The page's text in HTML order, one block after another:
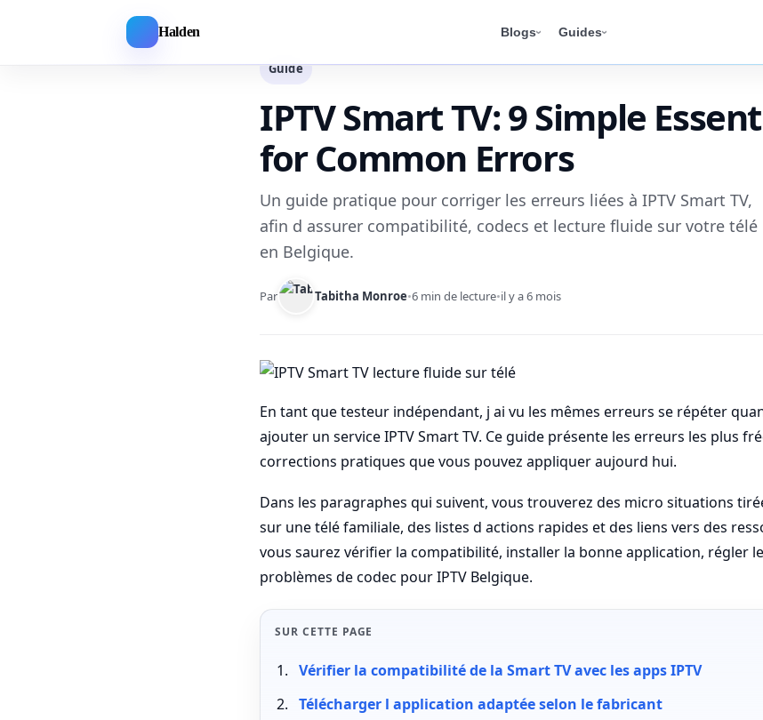
Halden Blogs Guides
Guide
IPTV Smart TV: 9 Simple
for Common Errors
Un guide pratique pour corriger les erreurs liées à IPTV Smart TV,
afin d assurer compatibilité, codecs et lecture fluide sur votre télé
en Belgique.
Par Tabitha Monroe•6 min de lecture•il y a 6 mois
En tant que testeur indépendant, j ai vu les mêmes erreurs se répéter
ajouter un service IPTV Smart TV. Ce guide présente les erreurs les plus
corrections pratiques que vous pouvez appliquer aujourd hui.
Dans les paragraphes qui suivent, vous trouverez des micro situations
sur une télé familiale, des listes d actions rapides et des liens vers des
vous saurez vérifier la compatibilité, installer la bonne application, régler
problèmes de codec pour IPTV Belgique.
SUR CETTE PAGE
Vérifier la compatibilité de la Smart TV avec les apps IPTV
Télécharger l application adaptée selon le fabricant